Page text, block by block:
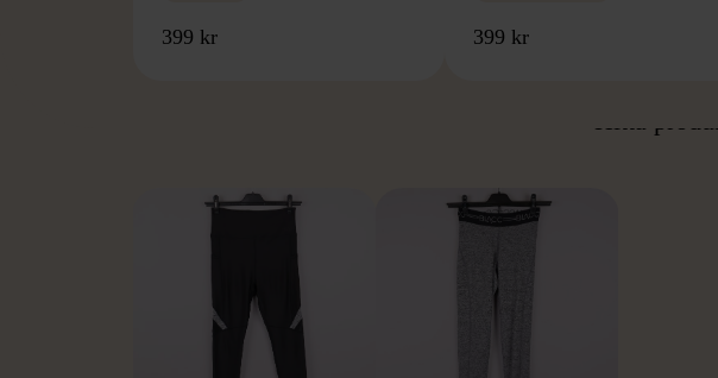
399 kr 399 kr